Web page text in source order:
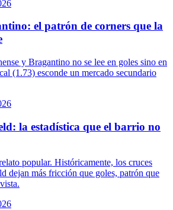
el patrón de corners que la
y Bragantino no se lee en goles sino en
(1.73) esconde un mercado secundario
la estadística que el barrio no
popular. Históricamente, los cruces
dejan más fricción que goles, patrón que